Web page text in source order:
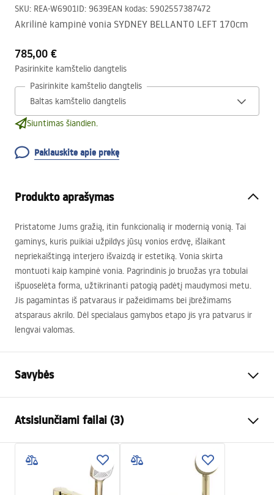
SKU: REA-W6901ID: 9639EAN kodas: 5902557387472
Akrilinė kampinė vonia SYDNEY BELLANTO LEFT 170cm
785,00 €
Pasirinkite kamštelio dangtelis
Pasirinkite kamštelio dangtelis
Siuntimas šiandien.
Paklauskite apie prekę
Produkto aprašymas
Pristatome Jums gražią, itin funkcionalią ir modernią vonią. Tai
gaminys, kuris puikiai užpildys jūsų vonios erdvę, išlaikant
nepriekaištingą interjero išvaizdą ir estetiką. Vonia skirta
montuoti kaip kampinė vonia. Pagrindinis jo bruožas yra tobulai
išpuoselėta forma, užtikrinanti patogią padėtį maudymosi metu.
Jis pagamintas iš patvaraus ir pažeidimams bei įbrėžimams
atsparaus akrilo. Dėl specialaus gamybos etapo jis yra patvarus ir
lengvai valomas.
Savybės
Spalva
Medžiaga
Akrilas
Ilgis
1690
Atsisiunčiami failai (3)
Instrukcja_wanien_naro__nych.pdf